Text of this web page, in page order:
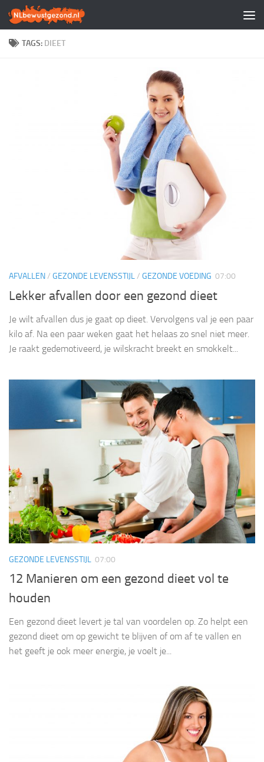
Doorgaan naar inhoud
TAGS: DIEET
AFVALLEN/ GEZONDE LEVENSSTIJL/ GEZONDE VOEDING 07:00
Lekker afvallen door een gezond dieet
Je wilt afvallen dus je gaat op dieet. Vervolgens val je een paar
kilo af. Na een paar weken gaat het helaas zo snel niet meer.
Je raakt gedemotiveerd, je wilskracht breekt en smokkelt...
GEZONDE LEVENSSTIJL 07:00
12 Manieren om een gezond dieet vol te
houden
Een gezond dieet levert je tal van voordelen op. Zo helpt een
gezond dieet om op gewicht te blijven of om af te vallen en
het geeft je ook meer energie, je voelt je...